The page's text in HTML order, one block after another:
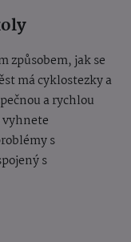
způsobem, jak se
má cyklostezky a
a rychlou
vyhnete
s
s